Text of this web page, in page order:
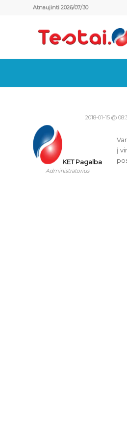
Atnaujinti 2026/07/30
2018-01-15 @
KET Pagalba
Administratorius
į